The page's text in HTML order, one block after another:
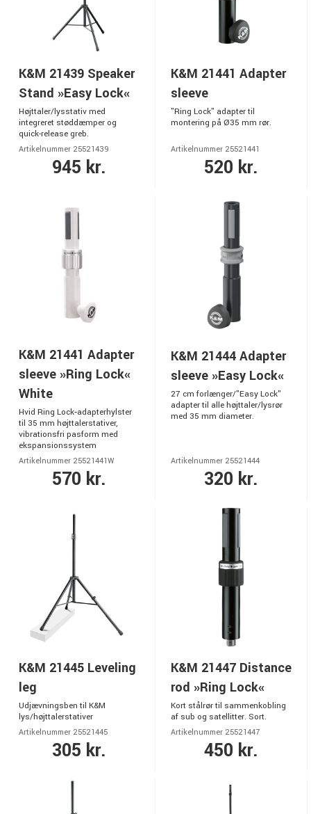
K&M 21439 Speaker
Stand »Easy Lock«
Højttaler/lysstativ med
integreret støddæmper og
quick-release greb.
Artikelnummer 25521439
945 kr.
K&M 21441 Adapter
sleeve
"Ring Lock" adapter til
montering på Ø35 mm rør.
Artikelnummer 25521441
520 kr.
K&M 21441 Adapter
sleeve »Ring Lock«
White
Hvid Ring Lock‑adapterhylster
til 35 mm højttalerstativer,
vibrationsfri pasform med
ekspansionssystem
Artikelnummer 25521441W
570 kr.
K&M 21444 Adapter
sleeve »Easy Lock«
27 cm forlænger/"Easy Lock"
adapter til alle højttaler/lysrør
med 35 mm diameter.
Artikelnummer 25521444
320 kr.
K&M 21445 Leveling
leg
Udjævningsben til K&M
lys/højttalerstativer
Artikelnummer 25521445
305 kr.
K&M 21447 Distance
rod »Ring Lock«
Kort stålrør til sammenkobling
af sub og satellitter. Sort.
Artikelnummer 25521447
450 kr.